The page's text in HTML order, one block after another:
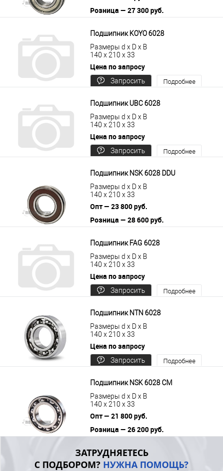
Розница — 27 300 руб.
Подшипник KOYO 6028
Размеры d x D x B
140 x 210 x 33
Цена по запросу
Запросить
Подробнее
Подшипник UBC 6028
Размеры d x D x B
140 x 210 x 33
Цена по запросу
Запросить
Подробнее
Подшипник NSK 6028 DDU
Размеры d x D x B
140 x 210 x 33
Опт — 23 800 руб.
Розница — 28 600 руб.
Подшипник FAG 6028
Размеры d x D x B
140 x 210 x 33
Цена по запросу
Запросить
Подробнее
Подшипник NTN 6028
Размеры d x D x B
140 x 210 x 33
Цена по запросу
Запросить
Подробнее
Подшипник NSK 6028 CM
Размеры d x D x B
140 x 210 x 33
Опт — 21 800 руб.
Розница — 26 200 руб.
ЗАТРУДНЯЕТЕСЬ
С ПОДБОРОМ? НУЖНА ПОМОЩЬ?